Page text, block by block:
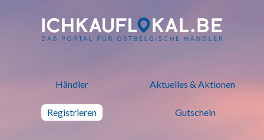
ich kauf lokal - Bei lokalen
Händler Aktuelles & Aktionen
Registrieren Gutschein